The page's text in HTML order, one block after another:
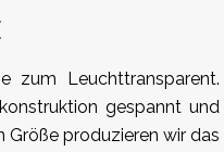
zum Leuchttransparent.
gespannt und
produzieren wir das